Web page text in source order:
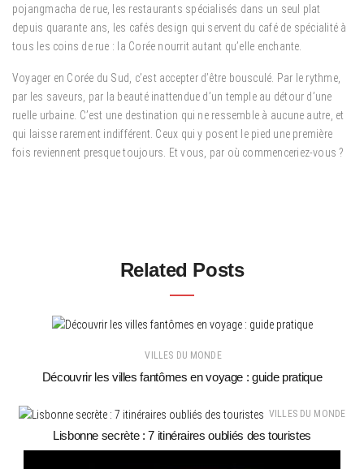
pojangmacha de rue, les restaurants spécialisés dans un seul plat
depuis quarante ans, les cafés design qui servent du café de spécialité à
tous les coins de rue : la Corée nourrit autant qu’elle enchante.
Voyager en Corée du Sud, c’est accepter d’être bousculé. Par le rythme,
par les saveurs, par la beauté inattendue d’un temple au détour d’une
ruelle urbaine. C’est une destination qui ne ressemble à aucune autre, et
qui laisse rarement indifférent. Ceux qui y posent le pied une première
fois reviennent presque toujours. Et vous, par où commenceriez-vous ?
Related Posts
VILLES DU MONDE
Découvrir les villes fantômes en voyage : guide pratique
VILLES DU MONDE
Lisbonne secrète : 7 itinéraires oubliés des touristes